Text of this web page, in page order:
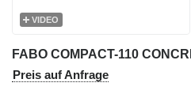
VIDEO
Preis auf Anfrage